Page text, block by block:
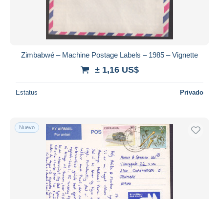
Zimbabwé – Machine Postage Labels – 1985 – Vignette
± 1,16 US$
Estatus Privado
Nuevo